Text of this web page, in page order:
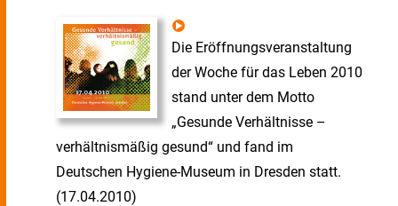
Die Eröffnungsveranstaltung
der Woche für das Leben 2010
stand unter dem Motto
„Gesunde Verhältnisse –
verhältnismäßig gesund“ und fand im
Deutschen Hygiene-Museum in Dresden statt.
(17.04.2010)